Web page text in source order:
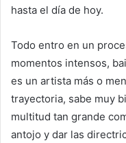
hasta el día de hoy.
Todo entro en un
momentos intensos,
es un artista más o
trayectoria, sabe muy
multitud tan grande
antojo y dar las